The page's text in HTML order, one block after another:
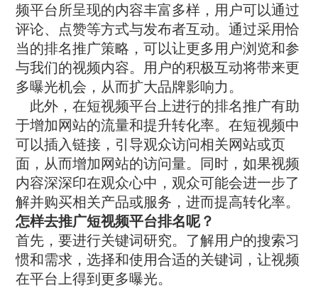
频平台所呈现的内容丰富多样，用户可以通过
评论、点赞等方式与发布者互动。通过采用恰
当的排名推广策略，可以让更多用户浏览和参
与我们的视频内容。用户的积极互动将带来更
多曝光机会，从而扩大品牌影响力。
此外，在短视频平台上进行的排名推广有助
于增加网站的流量和提升转化率。在短视频中
可以插入链接，引导观众访问相关网站或页
面，从而增加网站的访问量。同时，如果视频
内容深深印在观众心中，观众可能会进一步了
解并购买相关产品或服务，进而提高转化率。
怎样去推广短视频平台排名呢？
首先，要进行关键词研究。了解用户的搜索习
惯和需求，选择和使用合适的关键词，让视频
在平台上得到更多曝光。